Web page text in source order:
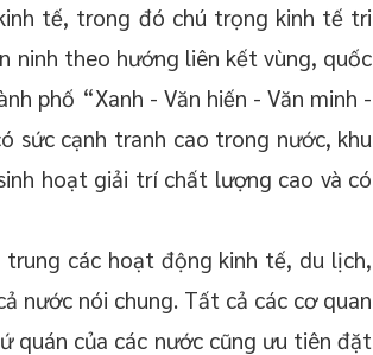
tế, trong đó chú trọng kinh tế tri
ninh theo hướng liên kết vùng, quốc
phố “Xanh - Văn hiến - Văn minh -
sức cạnh tranh cao trong nước, khu
hoạt giải trí chất lượng cao và có
các hoạt động kinh tế, du lịch,
nước nói chung. Tất cả các cơ quan
quán của các nước cũng ưu tiên đặt